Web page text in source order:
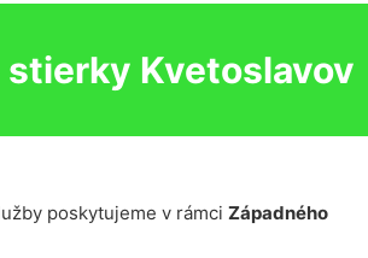
stierky Kvetoslavov
poskytujeme v rámci Západného